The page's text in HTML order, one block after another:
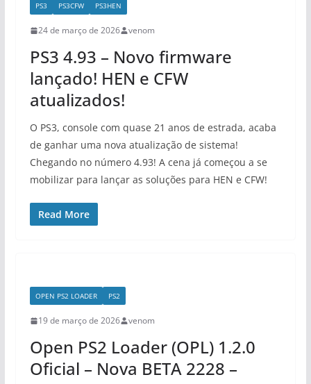
PS3 PS3CFW PS3HEN
24 de março de 2026 venom
PS3 4.93 – Novo firmware
lançado! HEN e CFW
atualizados!
O PS3, console com quase 21 anos de estrada, acaba
de ganhar uma nova atualização de sistema!
Chegando no número 4.93! A cena já começou a se
mobilizar para lançar as soluções para HEN e CFW!
Read More
OPEN PS2 LOADER PS2
19 de março de 2026 venom
Open PS2 Loader (OPL) 1.2.0
Oficial – Nova BETA 2228 –